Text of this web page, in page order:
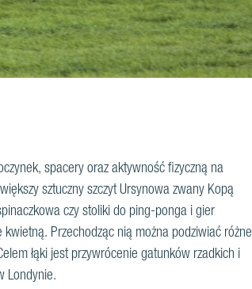
spacery oraz aktywność fizyczną na
sztuczny szczyt Ursynowa zwany Kopą
czy stoliki do ping-ponga i gier
Przechodząc nią można podziwiać różne
łąki jest przywrócenie gatunków rzadkich i
Londynie.